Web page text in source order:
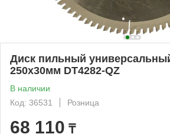
Диск пильный
250х30мм DT4282-QZ
В наличии
Код: 36531
Розница
68 110 ₸